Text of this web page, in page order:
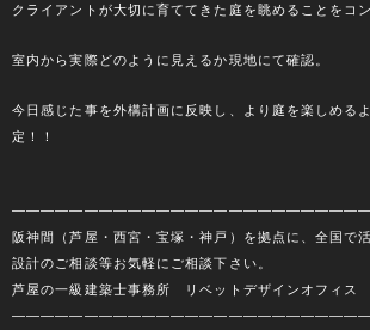
クライアントが大切に育ててきた庭を眺めることをコ
室内から実際どのように見えるか現地にて確認。
今日感じた事を外構計画に反映し、より庭を楽しめる
定！！
阪神間（芦屋・西宮・宝塚・神戸）を拠点に、全国で
設計のご相談等お気軽にご相談下さい。
芦屋の一級建築士事務所 リベットデザインオフィス